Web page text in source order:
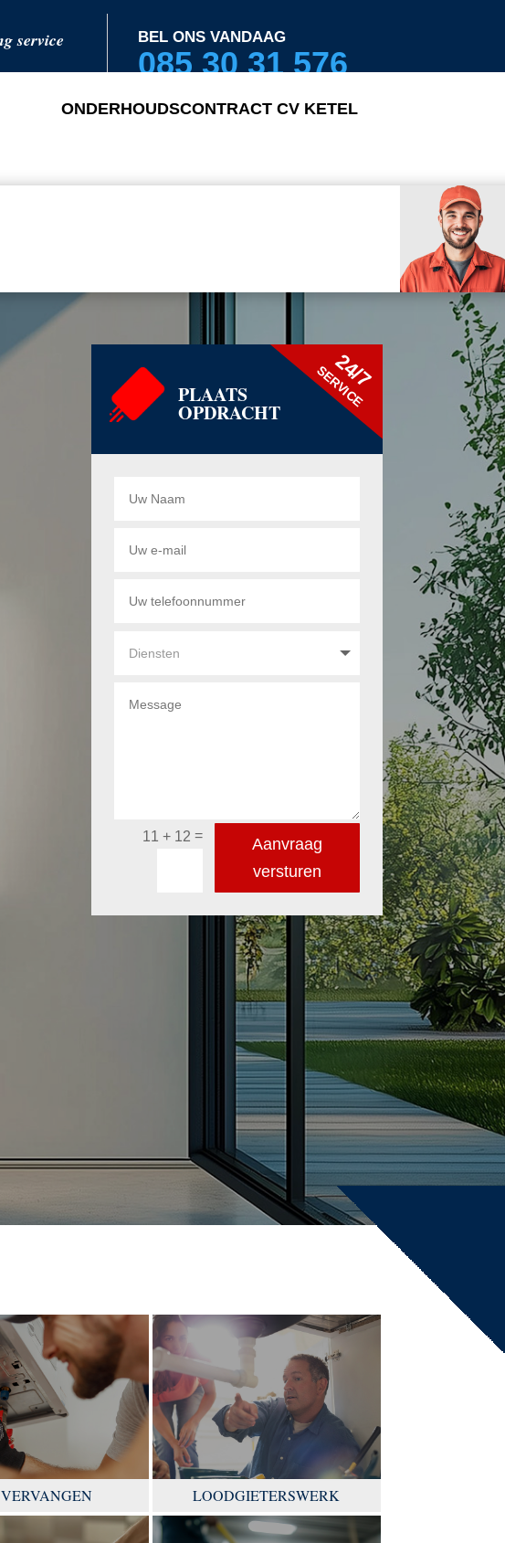
service BEL ONS VANDAAG
085 30 31 576
ONDERHOUDSCONTRACT CV KETEL
PLAATS
OPDRACHT
24/7
SERVICE
11 + 12 =
Aanvraag
versturen
LOODGIETERSWERK